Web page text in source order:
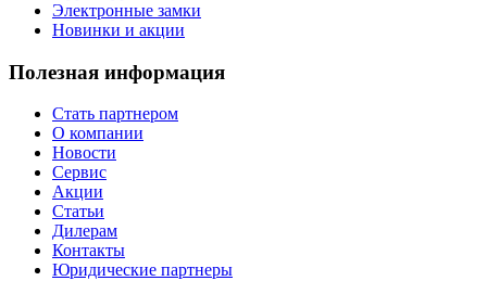
Электронные замки
Новинки и акции
Полезная информация
Стать партнером
О компании
Новости
Сервис
Акции
Статьи
Дилерам
Контакты
Юридические партнеры